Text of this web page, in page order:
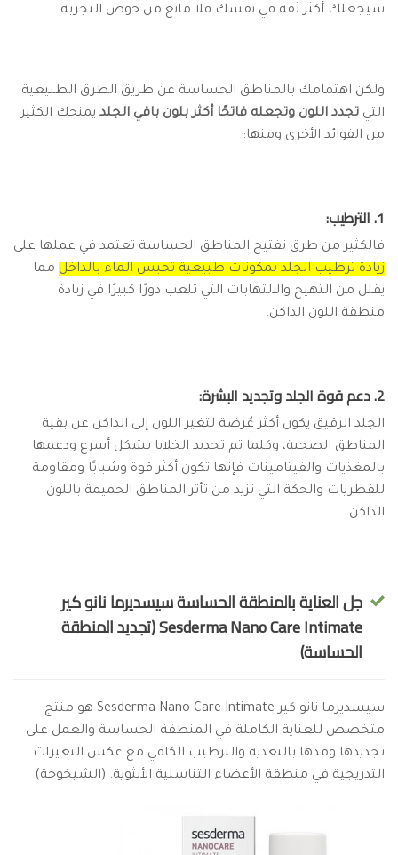
سيجعلك أكثر ثقة في نفسك فلا مانع من خوض التجربة.
ولكن اهتمامك بالمناطق الحساسة عن طريق الطرق الطبيعية
التي تجدد اللون وتجعله فاتحًا أكثر بلون باقي الجلد يمنحك الكثير
من الفوائد الأخرى ومنها:
1. الترطيب:
فالكثير من طرق تفتيح المناطق الحساسة تعتمد في عملها على
زيادة ترطيب الجلد بمكونات طبيعية تحبس الماء بالداخل مما
يقلل من التهيج والالتهابات التي تلعب دورًا كبيرًا في زيادة
منطقة اللون الداكن.
2. دعم قوة الجلد وتجديد البشرة:
الجلد الرقيق يكون أكثر عُرضة لتغير اللون إلى الداكن عن بقية
المناطق الصحية، وكلما تم تجديد الخلايا بشكل أسرع ودعمها
بالمغذيات والفيتامينات فإنها تكون أكثر قوة وشبابًا ومقاومة
للفطريات والحكة التي تزيد من تأثر المناطق الحميمة باللون
الداكن.
جل العناية بالمنطقة الحساسة سيسديرما نانو كير
Sesderma Nano Care Intimate (تجديد المنطقة
الحساسة)
سيسديرما نانو كير Sesderma Nano Care Intimate هو منتج
متخصص للعناية الكاملة في المنطقة الحساسة والعمل على
تجديدها ومدها بالتغذية والترطيب الكافي مع عكس التغيرات
التدريجية في منطقة الأعضاء التناسلية الأنثوية. (الشيخوخة)